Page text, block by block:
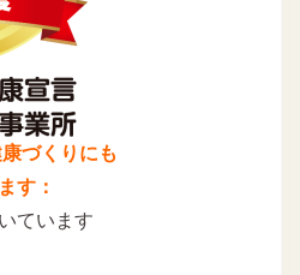
づくりにも
す：
ています